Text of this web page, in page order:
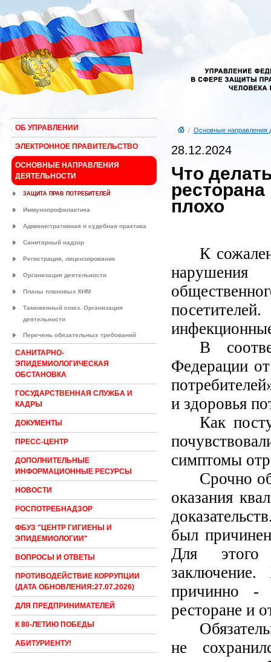
ОБ УПРАВЛЕНИИ
ЭЛЕКТРОННОЕ ПРАВИТЕЛЬСТВО
ОСНОВНЫЕ НАПРАВЛЕНИЯ
ДЕЯТЕЛЬНОСТИ
ЗАЩИТА ПРАВ ПОТРЕБИТЕЛЕЙ
Иммунопрофилактика
Административная и судебная практика
Санитарный надзор
Регистрация, лицензирование
Организация деятельности
Планы плановых КНМ
Таможенный союз. Организация
деятельности
Перечень обязательных требований
САНИТАРНО-
ЭПИДЕМИОЛОГИЧЕСКАЯ
ОБСТАНОВКА
ГОСУДАРСТВЕННАЯ СЛУЖБА И
КАДРЫ
ДОКУМЕНТЫ
ПРЕСС-ЦЕНТР
ДОПОЛНИТЕЛЬНЫЕ
ИНФОРМАЦИОННЫЕ РЕСУРСЫ
НОВОСТИ
РОСПОТРЕБНАДЗОР
ФБУЗ "ЦЕНТР ГИГИЕНЫ И
ЭПИДЕМИОЛОГИИ"
ВОПРОСЫ И ОТВЕТЫ
ПРОТИВОДЕЙСТВИЕ КОРРУПЦИИ
(ДАТА ОБНОВЛЕНИЯ:27.07.2026)
ДЛЯ ПРЕДПРИНИМАТЕЛЕЙ
К 80-ЛЕТИЮ ПОБЕДЫ
АБИТУРИЕНТУ!
/ Основные направления
28.12.2024
Что
плохо
К
В
Федерации
и здоровья
Как
симптомы
Срочно
оказания
был
Для этого
заключение.
причинно -
ресторане и
не